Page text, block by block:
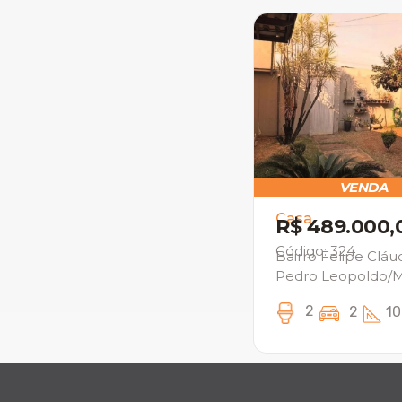
VENDA
Casa
R$
Código: 324
Bairro Felipe
Pedro Leopoldo/
2 2